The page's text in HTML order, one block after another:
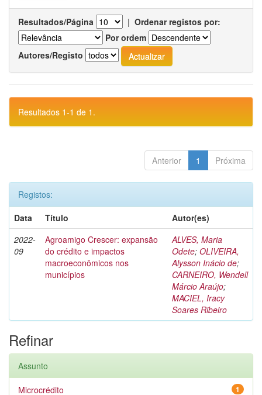
Resultados/Página | Ordenar registos por:
Por ordem
Autores/Registo
Resultados 1-1 de 1.
Anterior 1 Próxima
Registos:
Data
Título
Autor(es)
2022-
09
Agroamigo Crescer: expansão
do crédito e impactos
macroeconômicos nos
municípios
ALVES, Maria
Odete; OLIVEIRA,
Alysson Inácio de;
CARNEIRO, Wendell
Márcio Araújo;
MACIEL, Iracy
Soares Ribeiro
Refinar
Assunto
1
Microcrédito